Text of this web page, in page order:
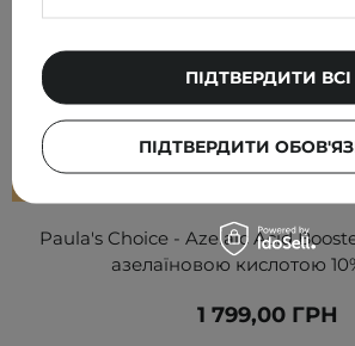
Paula's Choice - Azelaic Acid
азелаїновою кислотою
1 799,00 ГРН
ПІДТВЕРДИТИ
ПІДТВЕРДИТИ ВСІ